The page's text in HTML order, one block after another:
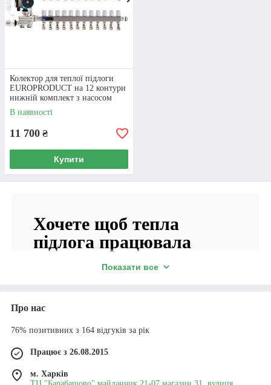
Колектор для теплої підлоги
EUROPRODUCT на 12 контури
нижній комплект з насосом
(латунь)
В наявності
11 700 ₴
Купити
Хочете щоб тепла
підлога працювала
рівномірно та
В інтернет-магазині «Опалення плюс» можна
повній комплектації.
Гарантія 12 місяців, наявність, відправка протягом
Показати все
Про нас
76% позитивних з 164 відгуків за рік
Працює з 26.08.2015
м. Харків